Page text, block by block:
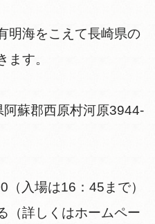
明海をこえて長崎県の
ます。
蘇郡西原村河原3944-
入場は16：45まで）
（詳しくはホームペー